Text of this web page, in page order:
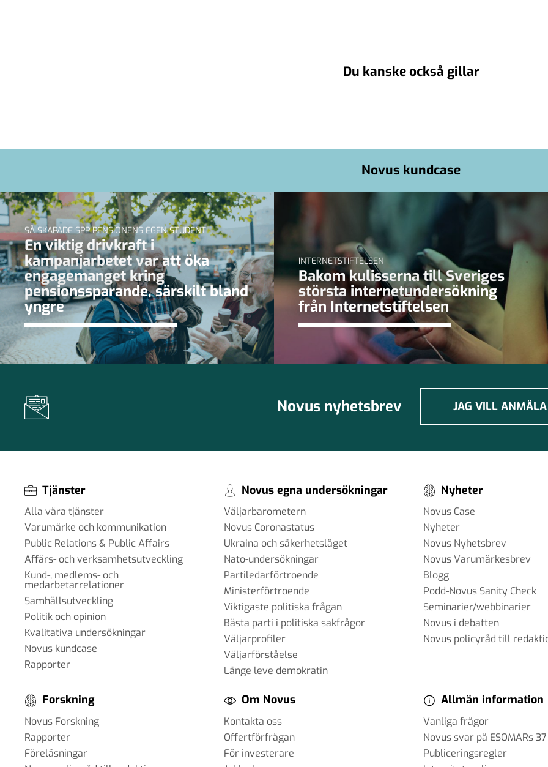
Du kanske också gillar
Novus kundcase
SÅ SKAPADE SPP PENSIONENS EGEN STUDENT
En viktig drivkraft i
kampanjarbetet var att öka
engagemanget kring
pensionssparande, särskilt bland
yngre
INTERNETSTIFTELSEN
Bakom kulisserna till Sveriges
största internetundersökning
från Internetstiftelsen
Novus nyhetsbrev JAG VILL
Tjänster
Alla våra tjänster
Varumärke och kommunikation
Public Relations & Public Affairs
Affärs- och verksamhetsutveckling
Kund-, medlems- och
medarbetarrelationer
Samhällsutveckling
Politik och opinion
Kvalitativa undersökningar
Novus kundcase
Rapporter
Novus egna undersökningar
Väljarbarometern
Novus Coronastatus
Ukraina och säkerhetsläget
Nato-undersökningar
Partiledarförtroende
Ministerförtroende
Viktigaste politiska frågan
Bästa parti i politiska sakfrågor
Väljarprofiler
Väljarförståelse
Länge leve demokratin
Nyheter
Novus Case
Nyheter
Novus Nyhetsbrev
Novus Varumärkesbrev
Blogg
Podd-Novus Sanity Check
Seminarier/webbinarier
Novus i debatten
Novus policyråd till
Forskning
Novus Forskning
Rapporter
Föreläsningar
Om Novus
Kontakta oss
Offertförfrågan
För investerare
Allmän information
Vanliga frågor
Novus svar på ESOMARs
Publiceringsregler